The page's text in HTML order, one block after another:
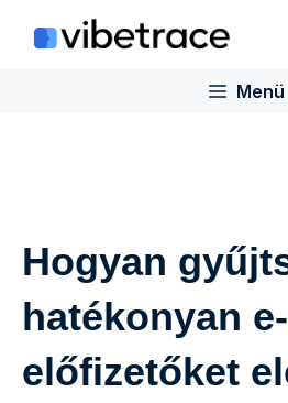
Menü
Hogyan
hatékonyan
előfizetőket